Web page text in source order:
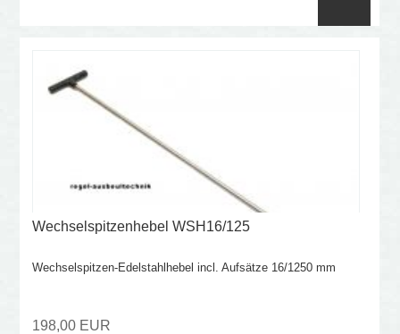
Wechselspitzenhebel WSH16/125
Wechselspitzen-Edelstahlhebel incl. Aufsätze 16/1250 mm
198,00 EUR